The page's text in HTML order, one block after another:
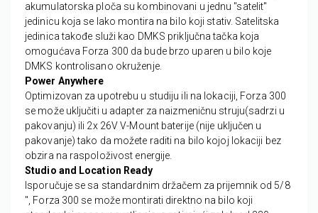
akumulatorska ploča su kombinovani u jednu "satelit"
jedinicu koja se lako montira na bilo koji stativ. Satelitska
jedinica takođe služi kao DMKS priključna tačka koja
omogućava Forza 300 da bude brzo uparen u bilo koje
DMKS kontrolisano okruženje.
Power Anywhere
Optimizovan za upotrebu u studiju ili na lokaciji, Forza 300
se može uključiti u adapter za naizmeničnu struju(sadrzi u
pakovanju) ili 2x 26V V-Mount baterije (nije uključen u
pakovanje) tako da možete raditi na bilo kojoj lokaciji bez
obzira na raspoloživost energije.
Studio and Location Ready
Isporučuje se sa standardnim držačem za prijemnik od 5/8
", Forza 300 se može montirati direktno na bilo koji